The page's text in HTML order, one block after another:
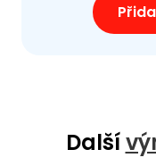
Další